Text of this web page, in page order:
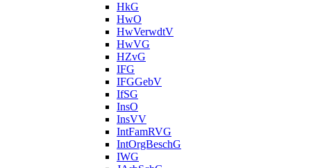
HkG
HwO
HwVerwdtV
HwVG
HZvG
IFG
IFGGebV
IfSG
InsO
InsVV
IntFamRVG
IntOrgBeschG
IWG